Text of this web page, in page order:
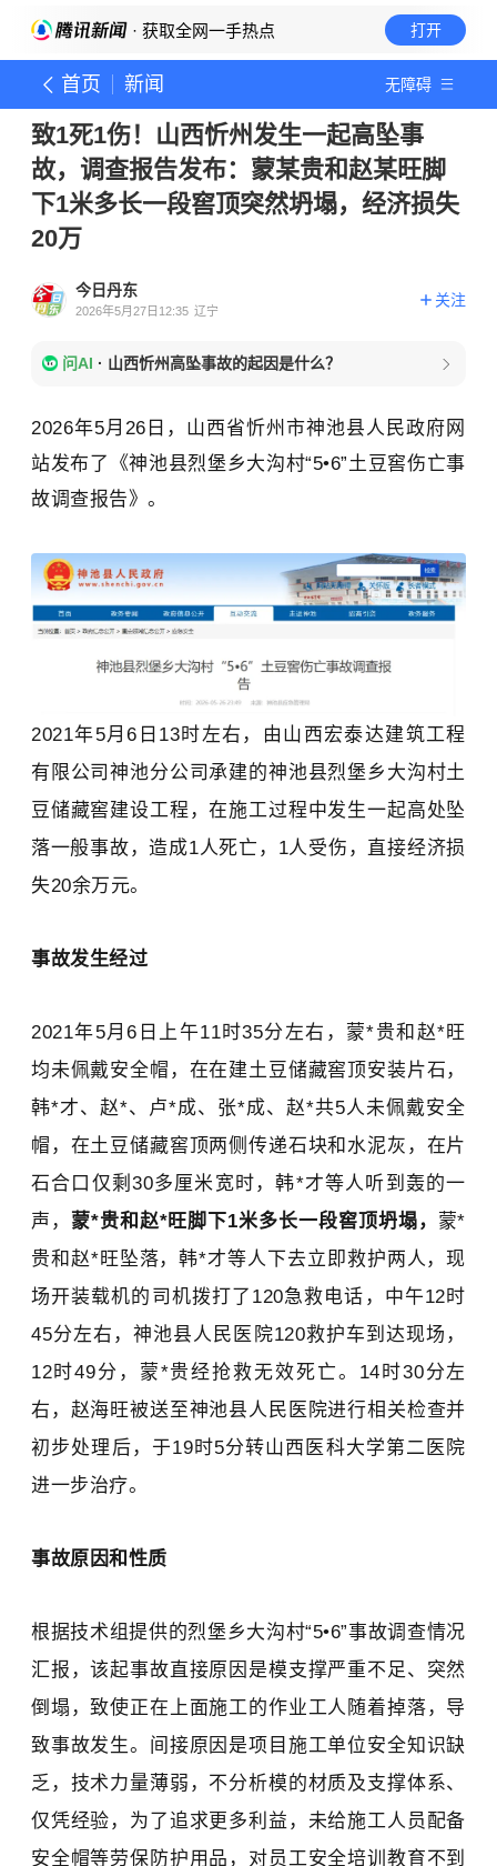
· 获取全网一手热点 打开
首页 新闻 无障碍
致1死1伤！山西忻州发生一起高坠事
故，调查报告发布：蒙某贵和赵某旺脚
下1米多长一段窖顶突然坍塌，经济损失
20万
今日丹东
2026年5月27日12:35 辽宁
关注
问AI · 山西忻州高坠事故的起因是什么？
2026年5月26日，山西省忻州市神池县人民政府网
站发布了《神池县烈堡乡大沟村“5•6”土豆窖伤亡事
故调查报告》。
2021年5月6日13时左右，由 山西宏泰达建筑工程
有限公司神池分公司 承建的神池县烈堡乡大沟村土
豆储藏窖建设工程，在施工过程中发生一起高处坠
落一般事故，造成1人死亡，1人受伤，直接经济损
失20余万元。
事故发生经过
2021年5月6日上午11时35分左右，蒙*贵和赵*旺
均未佩戴安全帽，在在建土豆储藏窖顶安装片石，
韩*才、赵*、卢*成、张*成、赵*共5人未佩戴安全
帽，在土豆储藏窖顶两侧传递石块和水泥灰，在片
石合口仅剩30多厘米宽时，韩*才等人听到轰的一
声， 蒙*贵和赵*旺脚下1米多长一段窖顶坍塌， 蒙*
贵和赵*旺坠落，韩*才等人下去立即救护两人，现
场开装载机的司机拨打了120急救电话，中午12时
45分左右，神池县人民医院120救护车到达现场，
12时49分，蒙*贵经抢救无效死亡。14时30分左
右，赵海旺被送至神池县人民医院进行相关检查并
初步处理后，于19时5分转山西医科大学第二医院
进一步治疗。
事故原因和性质
根据技术组提供的烈堡乡大沟村“5•6”事故调查情况
汇报，该起事故直接原因是模支撑严重不足、突然
倒塌，致使正在上面施工的作业工人随着掉落，导
致事故发生。间接原因是项目施工单位安全知识缺
乏，技术力量薄弱，不分析模的材质及支撑体系、
仅凭经验，为了追求更多利益，未给施工人员配备
安全帽等劳保防护用品，对员工安全培训教育不到